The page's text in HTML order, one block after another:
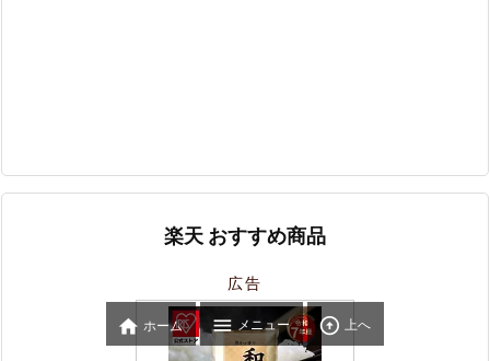
楽天 おすすめ商品
広告
 ホーム  メニュー  上へ